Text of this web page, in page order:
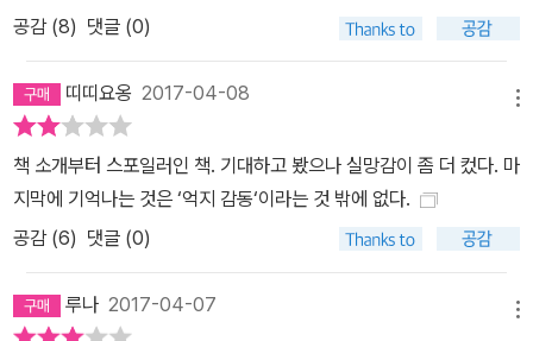
어 있다. 기린은 중국 전설에 나오는, 번영을 상징하는 상상의 동물로,
본래는 날개가 없지만 100여 년 전 니혼바시 재건 당시 날개 달린 기
린 조각상을 만들어 “전국을 향해 날갯짓을 한다.”는 의미를 부여했
다고 한다. 말하자면 어떤 일을 새로 시작하거나 희망찬 미래를 설계
하는 사람들에게 상징적인 의미를 갖는 장소인 것이다. 작품에서 용
의자로 몰린 청년이 동거녀와 함께 후쿠시마에서 무작정 상경해 처음
발을 디딘 곳도 이곳 니혼바시 다리다. 불우한 가정에서 자란 이 젊은
치 않다. 남자는 일용직으로 노동을 하고 여자는 아르바이트를 겹치
기로 뛰지만 겨우 먹고사는 상황을 벗어날 수 없다. 일하고 또 일해도
공감 (8) 댓글 (0)
띠띠요옹 2017-04-08
책 소개부터 스포일러인 책. 기대하고 봤으나 실망감이 좀 더 컸다. 마
지막에 기억나는 것은 ‘억지 감동‘이라는 것 밖에 없다.
공감 (6) 댓글 (0)
루나 2017-04-07